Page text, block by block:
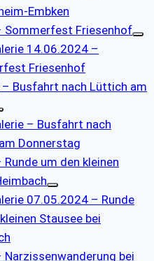
Embken
Sommerfest Friesenhof
14.06.2024 –
Friesenhof
Busfahrt nach Lüttich am
– Busfahrt nach
Donnerstag
um den kleinen
07.05.2024 – Runde
Stausee bei
bei